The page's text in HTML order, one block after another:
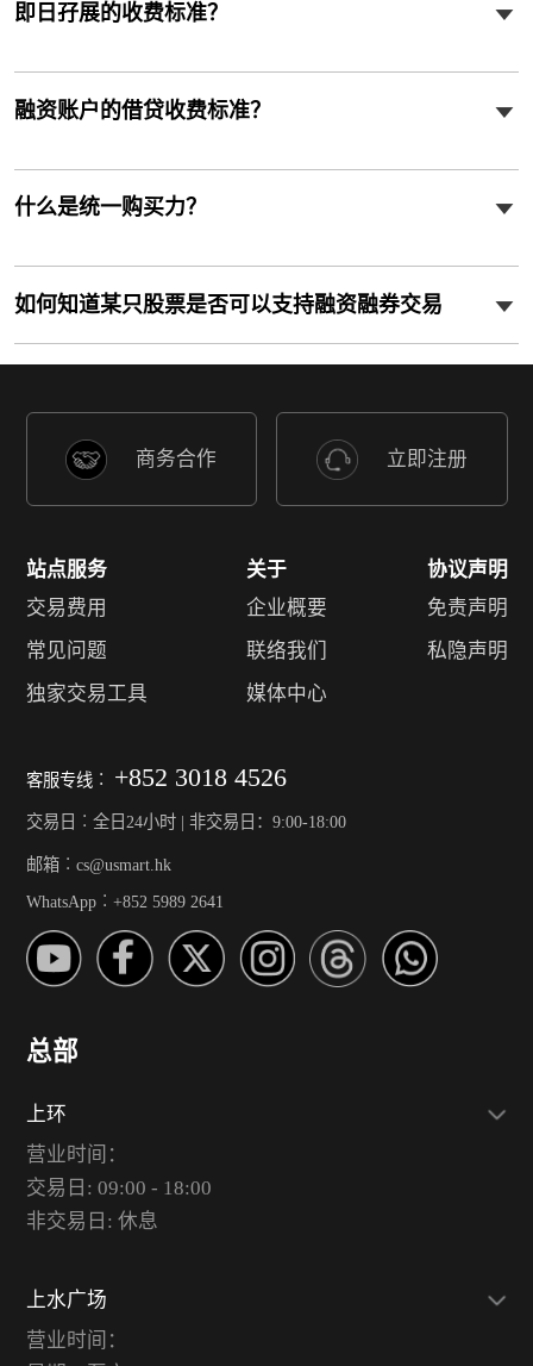
即日孖展的收费标准？
融资账户的借贷收费标准？
什么是统一购买力？
如何知道某只股票是否可以支持融资融券交易
商务合作 立即注册
站点服务
交易费用
常见问题
独家交易工具
关于
企业概要
联络我们
媒体中心
协议声明
免责声明
私隐声明
客服专线︰ +852 3018 4526
交易日︰全日24小时 | 非交易日：9:00-18:00
邮箱︰cs@usmart.hk
WhatsApp︰+852 5989 2641
总部
上环
营业时间：
交易日: 09:00 - 18:00
非交易日: 休息
上水广场
营业时间：